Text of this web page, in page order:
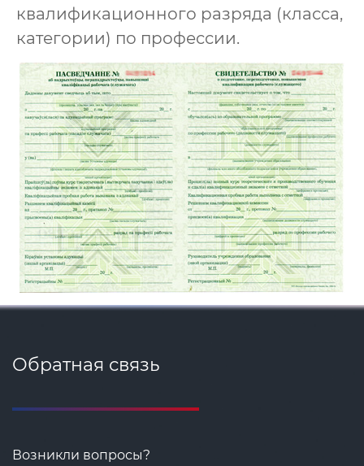
квалификационного разряда (класса,
категории) по профессии.
Обратная связь
Возникли вопросы?